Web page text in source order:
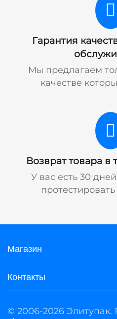
Гарантия
Мы предлагаем
качестве
Возврат товара в
У вас есть 30
Магазин
Контакты
© 2006-2026 Элитупак.